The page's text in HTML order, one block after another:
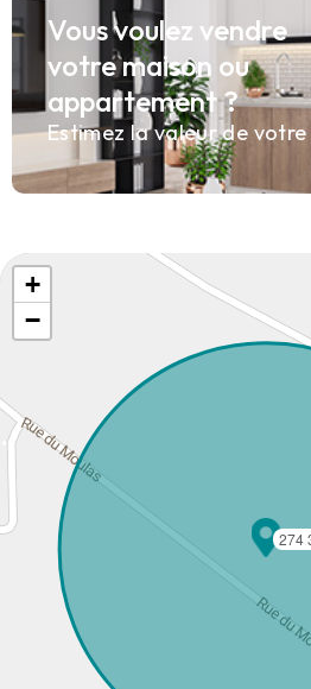
Vous voulez vendre
votre maison ou
appartement ?
Estimez la valeur de
274
+
−